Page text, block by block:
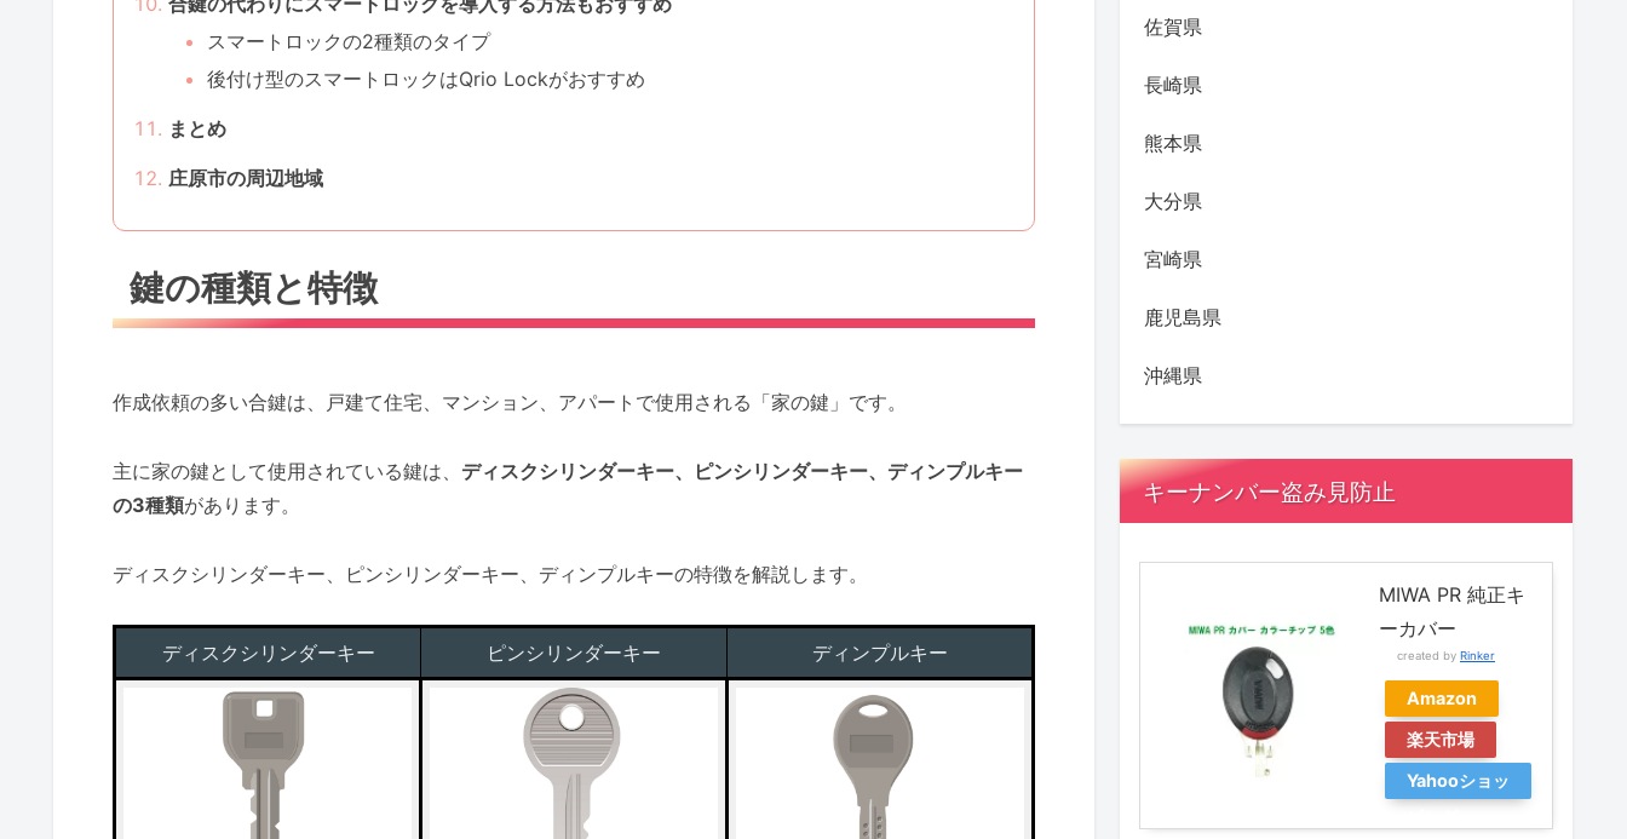
スマートロックの2種類のタイプ
後付け型のスマートロックはQrio Lockがおすすめ
まとめ
庄原市の周辺地域
鍵の種類と特徴
作成依頼の多い合鍵は、戸建て住宅、マンション、アパートで使用される「家の鍵」です。
主に家の鍵として使用されている鍵は、 ディスクシリンダーキー、ピンシリンダーキー、ディンプルキー
の3種類があります。
ディスクシリンダーキー、ピンシリンダーキー、ディンプルキーの特徴を解説します。
ディスクシリンダーキー ピンシリンダーキー ディンプルキー
佐賀県
長崎県
熊本県
大分県
宮崎県
鹿児島県
沖縄県
キーナンバー盗み見防止
MIWA PR 純正キ
ーカバー
created by Rinker
Amazon
楽天市場
Yahooショッ